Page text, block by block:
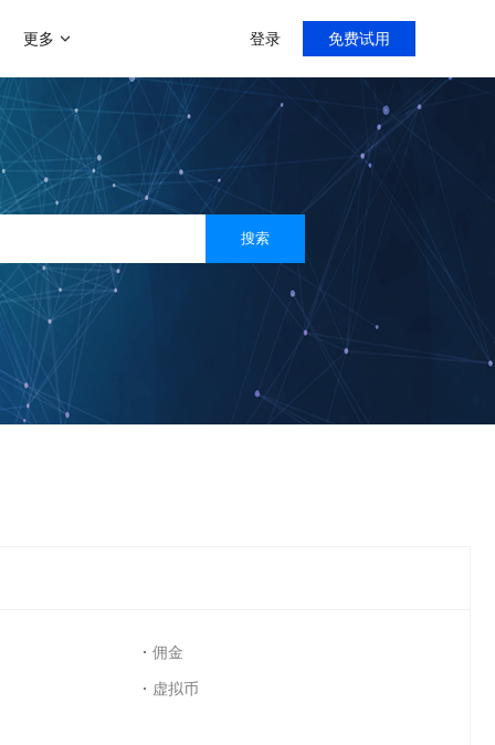
更多 登录 免费试用
门店分销模式
导购分销，线上线下双线引流
打造类似京东、天猫等多平台入
驻平台
社交新零售
值服务
家运营解决方案
营助力陪跑0-1
满小程序
店小程序拓客利器
播系统
注门店团队直播
微聊客服系统
智能微信客服系统
社区团购系统
快速部署社区团购
帮助中心
新手指导，入门教程
搜索
佣金
虚拟币